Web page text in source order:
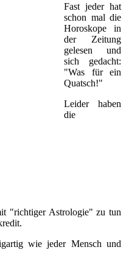
Fast jeder hat
schon mal die
Horoskope in
der Zeitung
gelesen und
sich gedacht:
"Was für ein
Quatsch!"
Leider haben
die
"richtiger Astrologie" zu tun
wie jeder Mensch und